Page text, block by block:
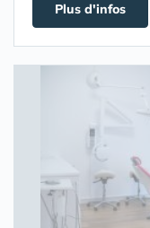
Plus d'infos